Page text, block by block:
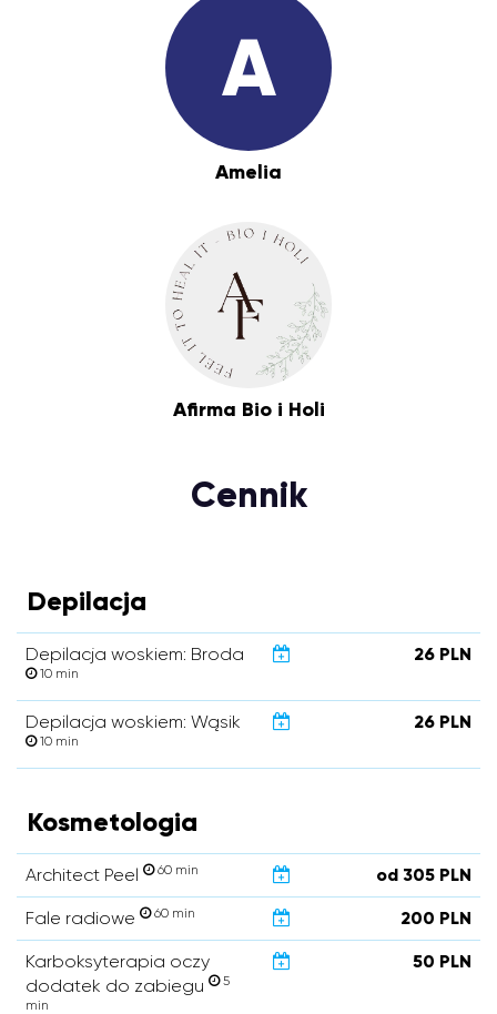
A
Amelia
Afirma Bio i Holi
Cennik
Depilacja
Depilacja woskiem: Broda
10 min
26 PLN
Depilacja woskiem: Wąsik
10 min
26 PLN
Kosmetologia
Architect Peel 60 min od 305 PLN
Fale radiowe 60 min 200 PLN
Karboksyterapia oczy
dodatek do zabiegu
5
min
50 PLN